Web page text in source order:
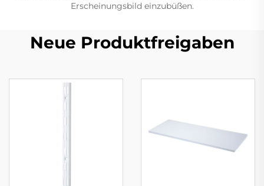
Erscheinungsbild einzubüßen.
Neue Produktfreigaben